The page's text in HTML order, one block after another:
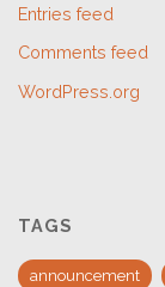
Entries feed
Comments feed
WordPress.org
TAGS
announcement